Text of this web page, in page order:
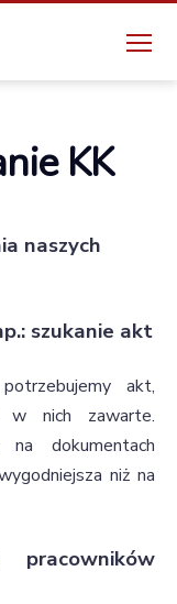
KK
naszych
szukanie akt
akt,
w nich zawarte.
dokumentach
niż na
pracowników